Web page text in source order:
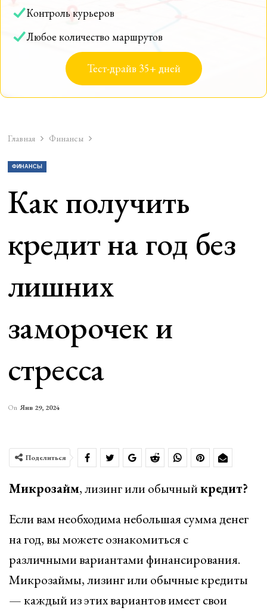
Контроль курьеров
Любое количество маршрутов
Тест-драйв 35+ дней
Главная Финансы
ФИНАНСЫ
Как получить
кредит на год без
лишних
заморочек и
стресса
On Янв 29, 2024
Поделиться
Микрозайм, лизинг или обычныйкредит?
Если вам необходима небольшая сумма денег
на год, вы можете ознакомиться с
различными вариантами финансирования.
Микрозаймы, лизинг или обычные кредиты
— каждый из этих вариантов имеет свои